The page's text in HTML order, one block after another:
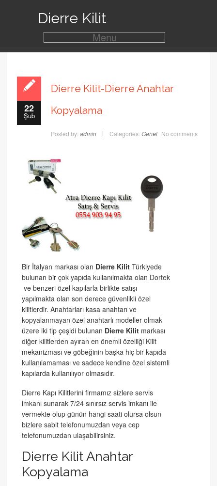
Dierre Kilit
Menu
22
Şub
Dierre Kilit-Dierre Anahtar
Kopyalama
Posted by: admin Categories: Genel No comments
Bir İtalyan markası olan Dierre Kilit Türkiyede
bulunan bir çok yapıda kullanılmakta olan Dortek
ve benzeri özel kapılarla birlikte satışı
yapılmakta olan son derece güvenlikli özel
kilitlerdir. Anahtarları kasa anahtarı ve
kopyalanmayan özel anahtarlı modeller olmak
üzere iki tip çeşidi bulunan Dierre Kilit markası
diğer kilitlerden ayıran en önemli özelliği Kilit
mekanizması ve göbeğinin başka hiç bir kapıda
kullanılamaması ve sadece kendine özel sistemli
kapılarda kullanılıyor olmasıdır.
Dierre Kapı Kilitlerini firmamız sizlere servis
imkanı sunarak 7/24 sınırsız servis imkanı ile
vermekte olup günün hangi saati olursa olsun
bizlere sabit telefonumuzdan veya cep
telefonumuzdan ulaşabilirsiniz.
Dierre Kilit Anahtar
Kopyalama